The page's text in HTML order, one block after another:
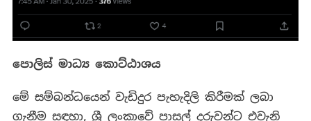
පොලිස් මාධ්‍ය කොට්ඨාශය
මේ සම්බන්ධයෙන් වැඩිදුර පැහැදිලි කිරීමක් ලබා
ගැනීම සඳහා, ශ්‍රී ලංකාවේ පාසල් දරුවන්ට එවැනි